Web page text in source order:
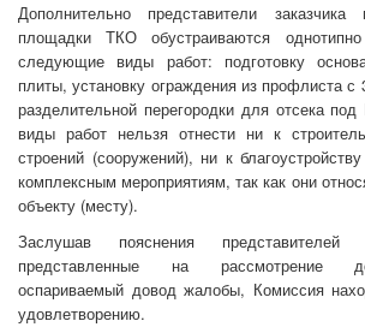
Дополнительно представители
площадки ТКО обустраиваются
следующие виды работ: подготовку
плиты, установку ограждения из профлиста с
разделительной перегородки для отсека
виды работ нельзя отнести ни к
строений (сооружений), ни к
комплексным мероприятиям, так как они
объекту (месту).
Заслушав пояснения представителей
представленные на рассмотрение
оспариваемый довод жалобы, Комиссия
удовлетворению.